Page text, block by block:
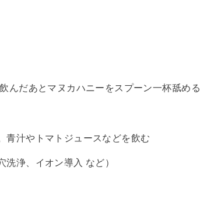
んだあとマヌカハニーをスプーン一杯舐める
青汁やトマトジュースなどを飲む
浄、イオン導入 など）